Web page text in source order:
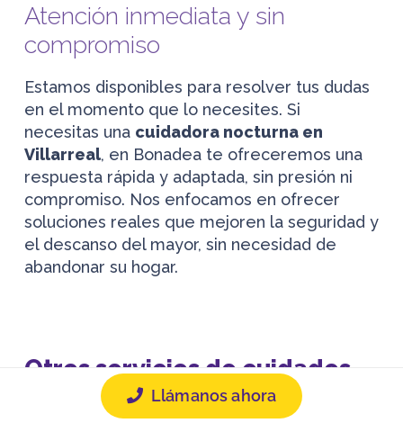
Atención inmediata y sin
compromiso
Estamos disponibles para resolver tus dudas
en el momento que lo necesites. Si
necesitas una cuidadora nocturna en
Villarreal, en Bonadea te ofreceremos una
respuesta rápida y adaptada, sin presión ni
compromiso. Nos enfocamos en ofrecer
soluciones reales que mejoren la seguridad y
el descanso del mayor, sin necesidad de
abandonar su hogar.
Otros servicios de cuidados
que ofrecemos en Villarreal
Llámanos ahora